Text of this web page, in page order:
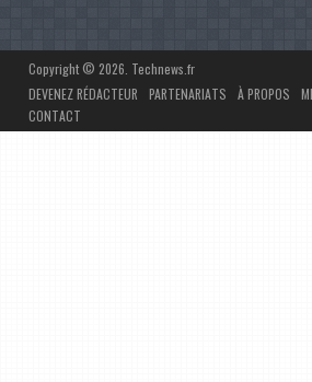
Copyright © 2026. Technews.fr
DEVENEZ RÉDACTEUR
PARTENARIATS À PROPOS
CONTACT